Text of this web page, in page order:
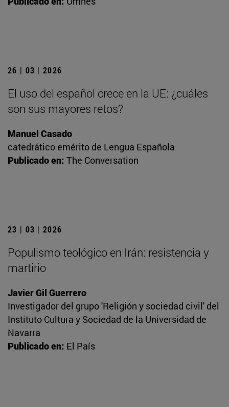
26 | 03 | 2026
El uso del español crece en la UE: ¿cuáles
son sus mayores retos?
Manuel Casado
catedrático emérito de Lengua Española
Publicado en: The Conversation
23 | 03 | 2026
Populismo teológico en Irán: resistencia y
martirio
Javier Gil Guerrero
Investigador del grupo 'Religión y sociedad civil' del
Instituto Cultura y Sociedad de la Universidad de
Navarra
Publicado en: El País